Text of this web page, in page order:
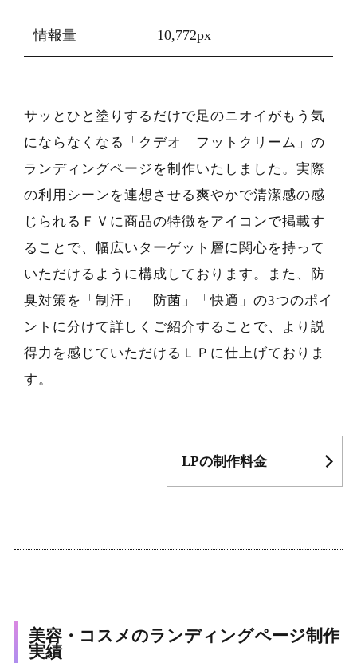
情報量 10,772px
サッとひと塗りするだけで足のニオイがもう気
にならなくなる「クデオ フットクリーム」の
ランディングページを制作いたしました。実際
の利用シーンを連想させる爽やかで清潔感の感
じられるＦＶに商品の特徴をアイコンで掲載す
ることで、幅広いターゲット層に関心を持って
いただけるように構成しております。また、防
臭対策を「制汗」「防菌」「快適」の3つのポイ
ントに分けて詳しくご紹介することで、より説
得力を感じていただけるＬＰに仕上げておりま
す。
LPの制作料金
美容・コスメのランディングページ制作
実績